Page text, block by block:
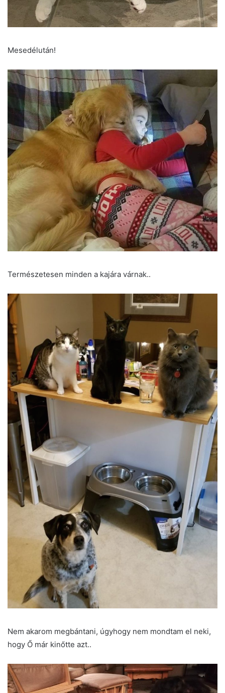
Mesedélután!
Természetesen minden a kajára várnak..
Nem akarom megbántani, úgyhogy nem mondtam el neki,
hogy Ő már kinőtte azt..